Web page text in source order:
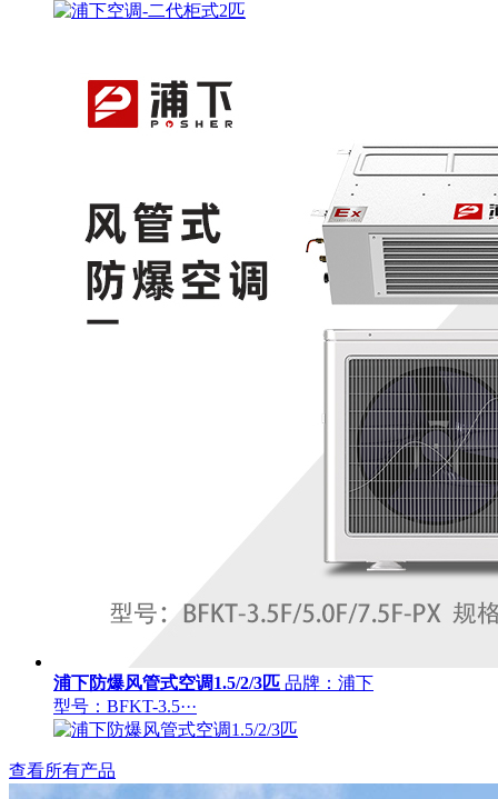
浦下防爆风管式空调1.5/2/3匹 品牌：浦下
型号：BFKT-3.5···
查看所有产品